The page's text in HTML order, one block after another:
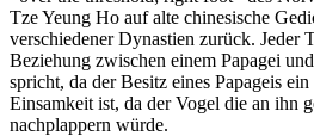
Tze Yeung Ho auf alte chinesische
verschiedener Dynastien zurück. Jeder
Beziehung zwischen einem Papagei
spricht, da der Besitz eines Papageis
Einsamkeit ist, da der Vogel die an ihn
nachplappern würde.